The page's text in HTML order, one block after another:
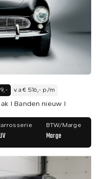
v.a € 516,- p/m
I Banden nieuw I
BTW/Marge
Marge